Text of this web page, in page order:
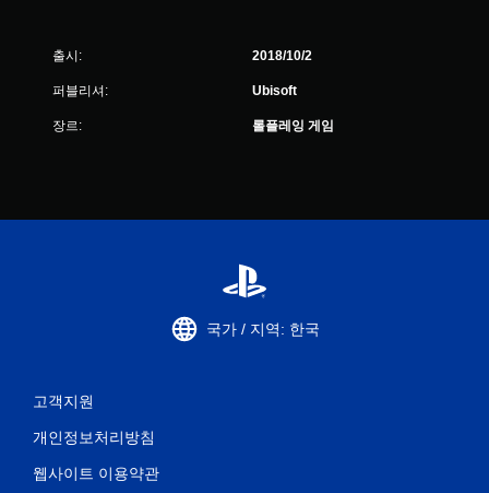
출시: 2018/10/2
퍼블리셔: Ubisoft
장르: 롤플레잉 게임
국가 / 지역: 한국
고객지원
개인정보처리방침
웹사이트 이용약관